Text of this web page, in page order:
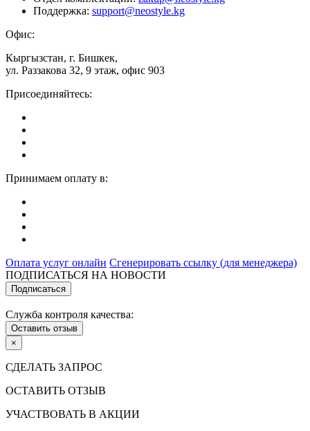
Поддержка: support@neostyle.kg
Офис:
Кыргызстан, г. Бишкек,
ул. Раззакова 32, 9 этаж, офис 903
Присоединяйтесь:
Принимаем оплату в:
Оплата услуг онлайн Сгенерировать ссылку (для менеджера)
ПОДПИСАТЬСЯ НА НОВОСТИ
Подписаться
Служба контроля качества:
Оставить отзыв
×
СДЕЛАТЬ ЗАПРОС
ОСТАВИТЬ ОТЗЫВ
УЧАСТВОВАТЬ В АКЦИИ